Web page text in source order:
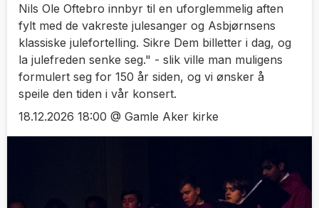
Nils Ole Oftebro innbyr til en uforglemmelig aften
fylt med de vakreste julesanger og Asbjørnsens
klassiske julefortelling. Sikre Dem billetter i dag, og
la julefreden senke seg." - slik ville man muligens
formulert seg for 150 år siden, og vi ønsker å
speile den tiden i vår konsert.
18.12.2026 18:00 @ Gamle Aker kirke